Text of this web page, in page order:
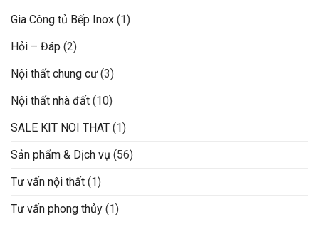
Gia Công tủ Bếp Inox (1)
Hỏi – Đáp (2)
Nội thất chung cư (3)
Nội thất nhà đất (10)
SALE KIT NOI THAT (1)
Sản phẩm & Dịch vụ (56)
Tư vấn nội thất (1)
Tư vấn phong thủy (1)